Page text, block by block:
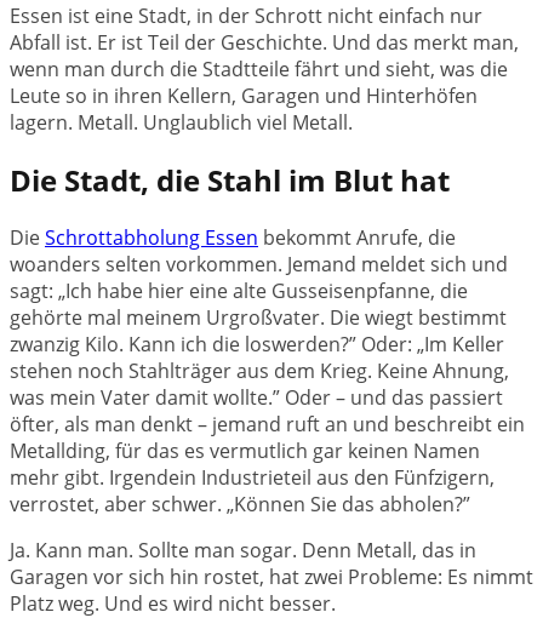
Essen ist eine Stadt, in der Schrott nicht einfach nur
Abfall ist. Er ist Teil der Geschichte. Und das merkt man,
wenn man durch die Stadtteile fährt und sieht, was die
Leute so in ihren Kellern, Garagen und Hinterhöfen
lagern. Metall. Unglaublich viel Metall.
Die Stadt, die Stahl im Blut hat
DieSchrottabholung Essen bekommt Anrufe, die
woanders selten vorkommen. Jemand meldet sich und
sagt: „Ich habe hier eine alte Gusseisenpfanne, die
gehörte mal meinem Urgroßvater. Die wiegt bestimmt
zwanzig Kilo. Kann ich die loswerden?” Oder: „Im Keller
stehen noch Stahlträger aus dem Krieg. Keine Ahnung,
was mein Vater damit wollte.” Oder – und das passiert
öfter, als man denkt – jemand ruft an und beschreibt ein
Metallding, für das es vermutlich gar keinen Namen
mehr gibt. Irgendein Industrieteil aus den Fünfzigern,
verrostet, aber schwer. „Können Sie das abholen?”
Ja. Kann man. Sollte man sogar. Denn Metall, das in
Garagen vor sich hin rostet, hat zwei Probleme: Es nimmt
Platz weg. Und es wird nicht besser.